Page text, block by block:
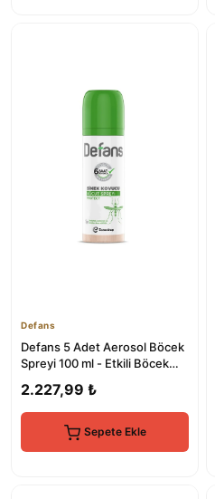
Defans
Defans 5 Adet Aerosol Böcek
Spreyi 100 ml - Etkili Böcek
2.227,99 ₺
Sepete Ekle